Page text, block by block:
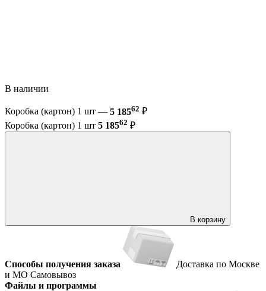
В наличии
Коробка (картон) 1 шт — 5 18562 ₽
Коробка (картон) 1 шт 5 18562 ₽
В корзину
Способы получения заказа
Доставка по Москве
и МО Самовывоз
Файлы и программы